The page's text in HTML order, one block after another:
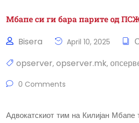
Мбапе си ги бара парите од
Bisera April 10, 2025
opserver, opserver.mk,
0 Comments
Адвокатскиот тим на Килијан Мбапе